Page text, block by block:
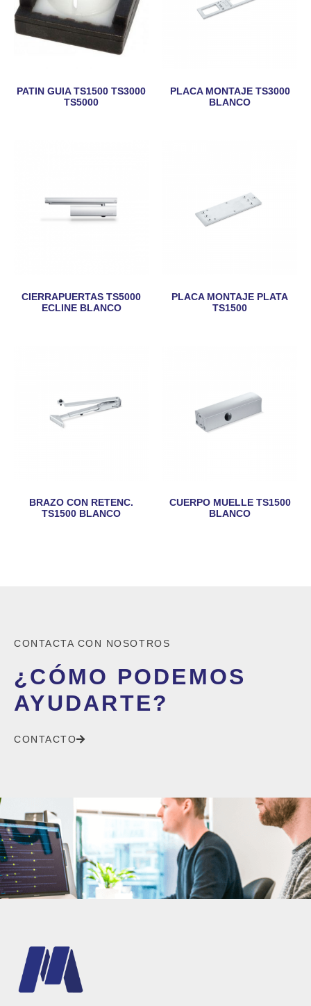
PATIN GUIA TS1500 TS3000
TS5000
PLACA MONTAJE TS3000
BLANCO
CIERRAPUERTAS TS5000
ECLINE BLANCO
PLACA MONTAJE PLATA
TS1500
BRAZO CON RETENC.
TS1500 BLANCO
CUERPO MUELLE TS1500
BLANCO
CONTACTA CON NOSOTROS
¿CÓMO PODEMOS
AYUDARTE?
CONTACTO